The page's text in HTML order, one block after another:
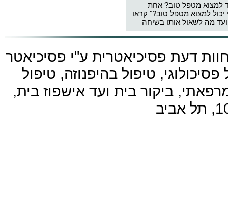
למצוא מטפל טוב? אחת
למצוא מטפל טוב?" קראו
מה לשאול אותו בשיחה
דעת פסיכיאטרית ע"י פסיכיאטר
טיפול בהיפנוזה, טיפול
ביקור בית ועד אישפוז בית,